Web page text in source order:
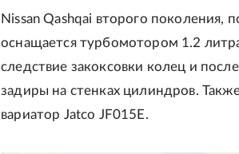
Nissan Qashqai второго поколения,
оснащается турбомотором 1.2
следствие закоксовки колец и
задиры на стенках цилиндров.
вариатор Jatco JF015E.